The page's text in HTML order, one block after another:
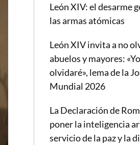
León XIV: el desarme
las armas atómicas
León XIV invita a no
abuelos y mayores:
olvidaré», lema de la
Mundial 2026
La Declaración de
poner la inteligencia
servicio de la paz y la